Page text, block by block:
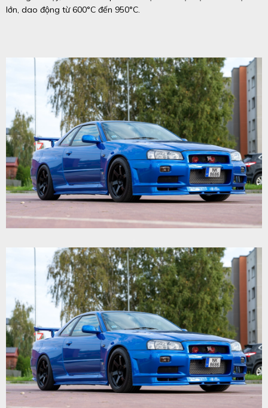
lớn, dao động từ 600°C đến 950°C.